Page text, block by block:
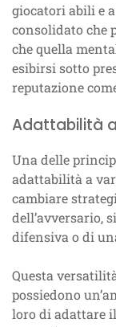
giocatori abili e
consolidato che
che quella
esibirsi sotto
reputazione
Adattabilità
Una delle
adattabilità a
cambiare
dell’avversario,
difensiva o di
Questa
possiedono
loro di adattare